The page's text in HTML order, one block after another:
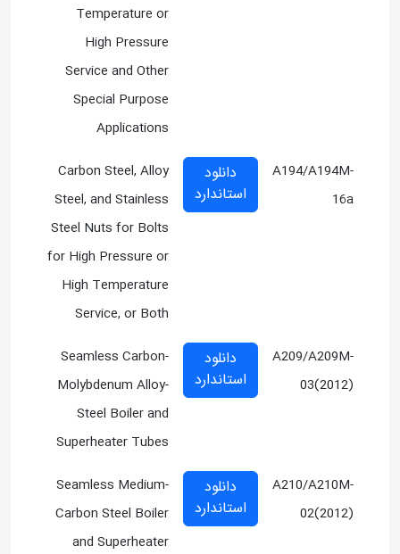
Temperature or
High Pressure
Service and Other
Special Purpose
Applications
A194/A194M-
16a
دانلود
استاندارد
Carbon Steel, Alloy
Steel, and Stainless
Steel Nuts for Bolts
for High Pressure or
High Temperature
Service, or Both
A209/A209M-
03(2012)
دانلود
استاندارد
Seamless Carbon-
Molybdenum Alloy-
Steel Boiler and
Superheater Tubes
A210/A210M-
02(2012)
دانلود
استاندارد
Seamless Medium-
Carbon Steel Boiler
and Superheater